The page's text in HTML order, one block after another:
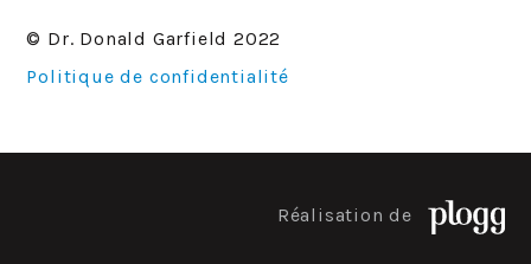
© Dr. Donald Garfield 2022
Politique de confidentialité
Réalisation de